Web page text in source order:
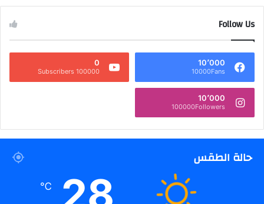
Follow Us
10٬000
10000Fans
0
100000 Subscribers
10٬000
100000Followers
حالة الطقس
℃